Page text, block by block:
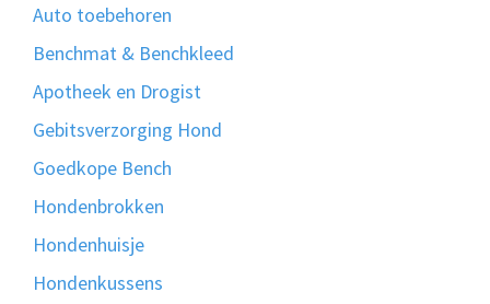
Auto toebehoren
Benchmat & Benchkleed
Apotheek en Drogist
Gebitsverzorging Hond
Goedkope Bench
Hondenbrokken
Hondenhuisje
Hondenkussens